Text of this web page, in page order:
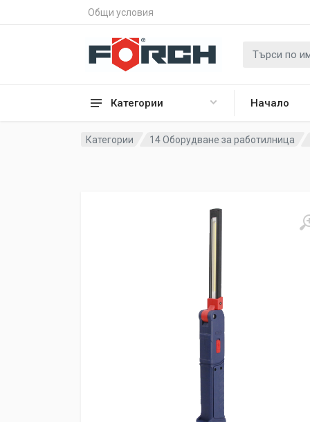
Общи условия
Категории Начало
Категории 14 Оборудване за работилница